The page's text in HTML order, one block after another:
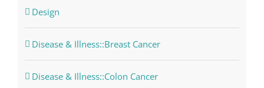
Design
Disease & Illness::Breast Cancer
Disease & Illness::Colon Cancer